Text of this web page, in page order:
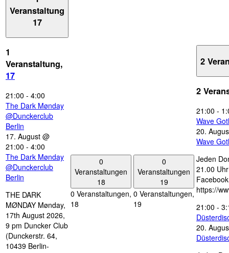
Veranstaltung
17
1
Veranstaltung,
17
21:00 - 4:00
The Dark Mønday
@Dunckerclub
Berlin
17. August @
21:00 - 4:00
The Dark Mønday
@Dunckerclub
Berlin
THE DARK
MØNDAY Mønday,
17th August 2026,
9 pm Duncker Club
(Dunckerstr. 64,
10439 Berlin-
0
Veranstaltungen
18
0 Veranstaltungen,
18
0
Veranstaltungen
19
0 Veranstaltungen,
19
2
2
21:00 -
Wave
20.
Wave
Jeden
21.00
https://
21:00 -
20.